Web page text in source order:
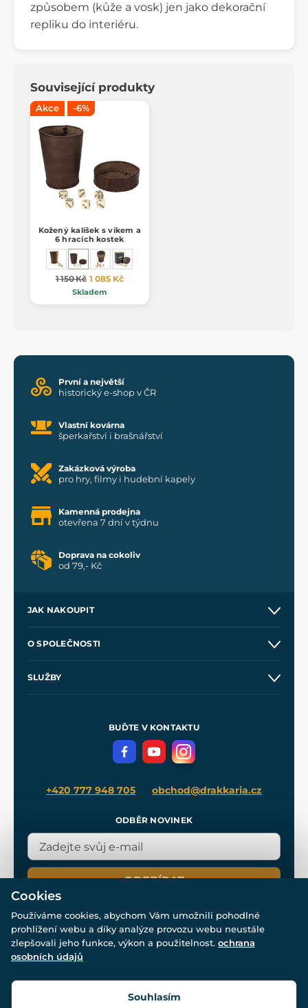
způsobem (kůže a vosk) jen jako dekorační
repliku do interiéru.
Související produkty
Akce -6%
Kožený kalíšek s víkem a
6 hracích kostek
1 150 Kč 1 085 Kč
Skladem
První a největší
historický e-shop v ČR
Vlastní kovárna
šperkařství i brašnářství
Zakázková výroba
pro hry, filmy i hudební kapely
Kamenná prodejna
otevřena 7 dní v týdnu
Doprava na cokoliv
od 79,- Kč
JAK NAKOUPIT
Velkoobchod
O SPOLEČNOSTI
SLUŽBY
Meče pro Kingdom Come
BUĎTE V KONTAKTU
+420 777 948 705 obchod@drakkaria.cz
ODBĚR NOVINEK
ODEBÍRAT
© Všechna práva vyhrazena. www.drakkaria.cz 2007-2026.
Cookies
Používáme cookies, abychom Vám umožnili pohodlné
prohlížení webu a díky analýze provozu webu neustále
zlepšovali jeho funkce, výkon a použitelnost. ochrana
osobních údajů
Souhlasím